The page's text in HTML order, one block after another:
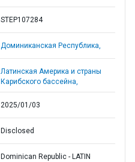
STEP107284
Доминиканская Республика,
Латинская Америка и страны
Карибского бассейна,
2025/01/03
Disclosed
Dominican Republic - LATIN